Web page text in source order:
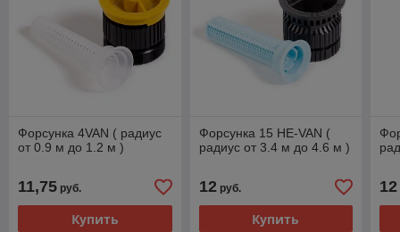
Форсунка 4VAN ( радиус
от 0.9 м до 1.2 м )
11,75 руб.
Купить
Форсунка 15 HE-VAN (
радиус от 3.4 м до 4.6 м )
12руб.
Купить
12